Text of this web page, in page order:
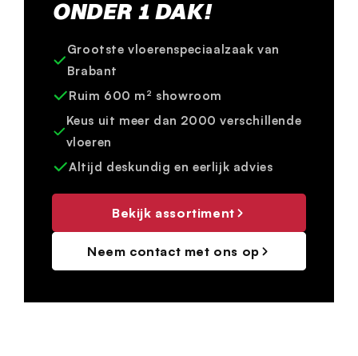
ONDER 1 DAK!
Grootste vloerenspeciaalzaak van
Brabant
Ruim 600 m² showroom
Keus uit meer dan 2000 verschillende
vloeren
Altijd deskundig en eerlijk advies
Bekijk assortiment
Neem contact met ons op